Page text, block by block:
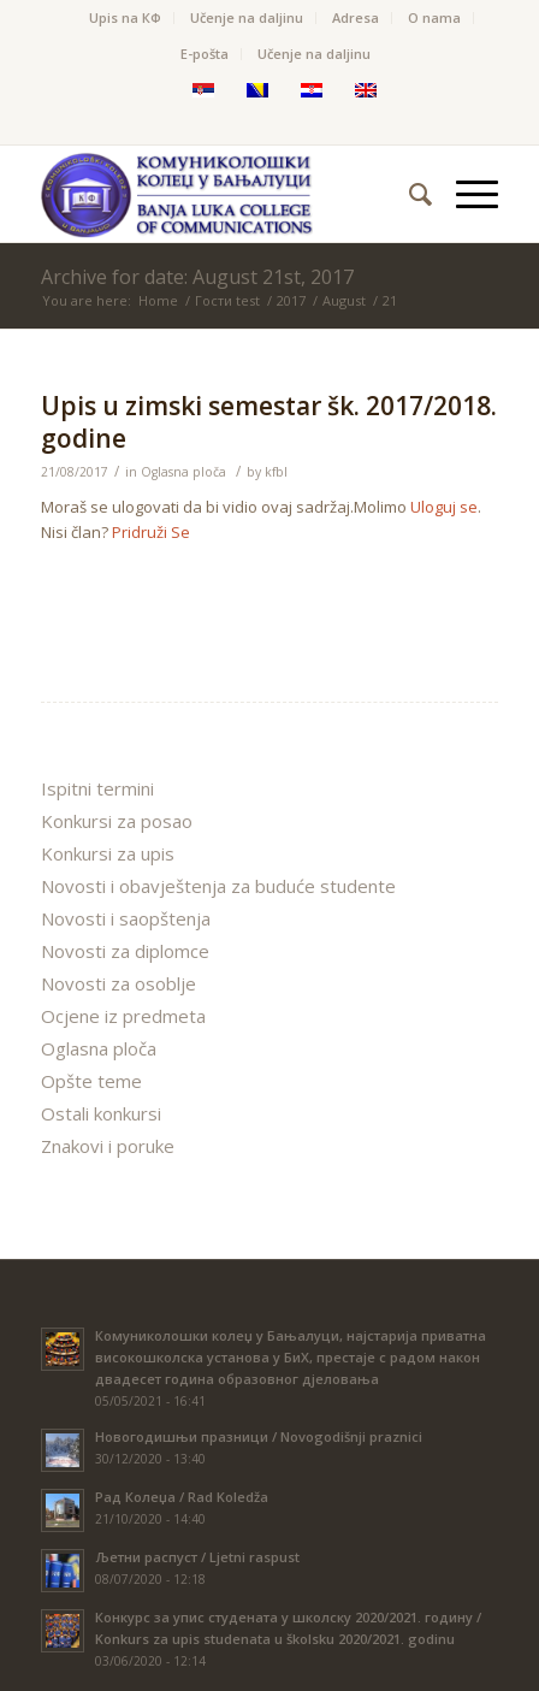
Upis na КФ Učenje na daljinu Adresa
O nama
Е-pošta
Učenje na daljinu
Archive for date: August 21st, 2017
You are here: Home / Гости test / 2017 / August / 21
Upis u zimski semestar šk. 2017/2018.
godine
21/08/2017 / in Oglasna ploča / by kfbl
Moraš se ulogovati da bi vidio ovaj sadržaj.Molimo Uloguj se.
Nisi član?Pridruži Se
Ispitni termini
Konkursi za posao
Konkursi za upis
Novosti i obavještenja za buduće studente
Novosti i saopštenja
Novosti za diplomce
Novosti za osoblje
Ocjene iz predmeta
Oglasna ploča
Opšte teme
Ostali konkursi
Znakovi i poruke
Комуниколошки колеџ у Бањалуци, најстарија приватна
високошколска установа у БиХ, престаје с радом након
двадесет година образовног дјеловања
05/05/2021 - 16:41
Новогодишњи празници / Novogodišnji praznici
30/12/2020 - 13:40
Рад Колеџа / Rad Koledža
21/10/2020 - 14:40
Љетни распуст / Ljetni raspust
08/07/2020 - 12:18
Конкурс за упис студената у школску 2020/2021. годину /
Konkurs za upis studenata u školsku 2020/2021. godinu
03/06/2020 - 12:14